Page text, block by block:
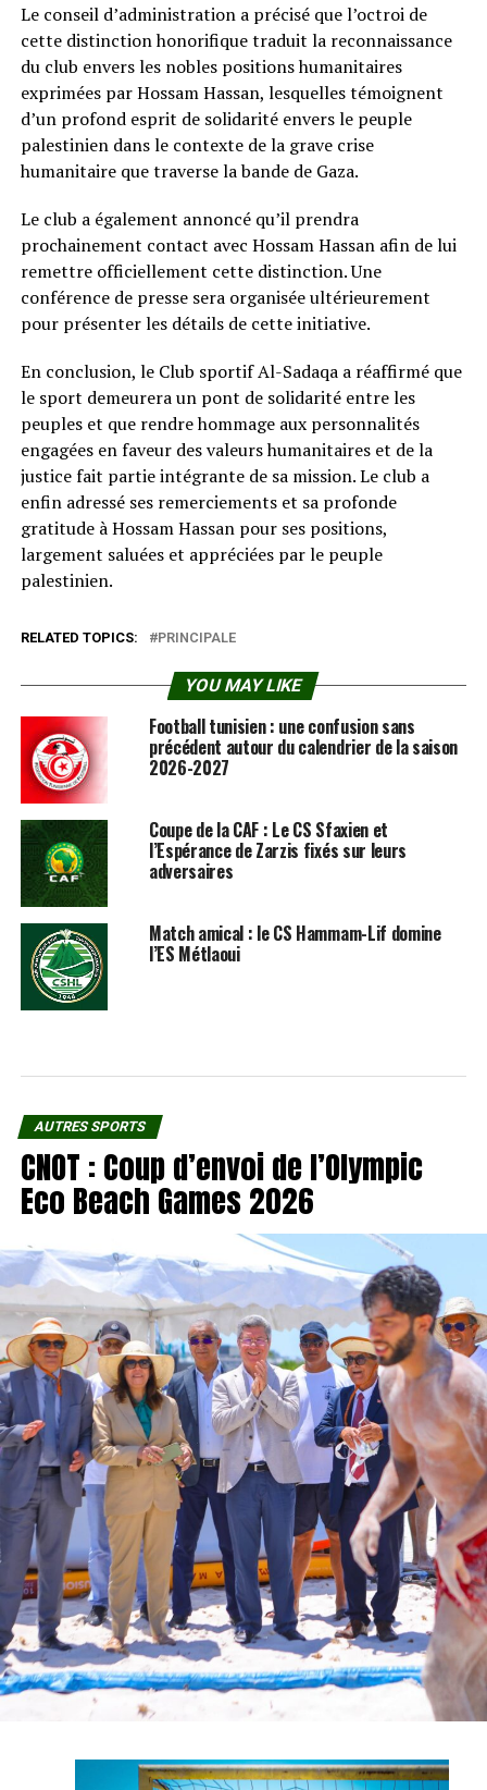
Le conseil d’administration a précisé que l’octroi de
cette distinction honorifique traduit la reconnaissance
du club envers les nobles positions humanitaires
exprimées par Hossam Hassan, lesquelles témoignent
d’un profond esprit de solidarité envers le peuple
palestinien dans le contexte de la grave crise
humanitaire que traverse la bande de Gaza.
Le club a également annoncé qu’il prendra
prochainement contact avec Hossam Hassan afin de lui
remettre officiellement cette distinction. Une
conférence de presse sera organisée ultérieurement
pour présenter les détails de cette initiative.
En conclusion, le Club sportif Al-Sadaqa a réaffirmé que
le sport demeurera un pont de solidarité entre les
peuples et que rendre hommage aux personnalités
engagées en faveur des valeurs humanitaires et de la
justice fait partie intégrante de sa mission. Le club a
enfin adressé ses remerciements et sa profonde
gratitude à Hossam Hassan pour ses positions,
largement saluées et appréciées par le peuple
palestinien.
RELATED TOPICS: PRINCIPALE
YOU MAY LIKE
Football tunisien : une confusion sans
précédent autour du calendrier de la saison
2026-2027
Coupe de la CAF : Le CS Sfaxien et
l’Espérance de Zarzis fixés sur leurs
adversaires
Match amical : le CS Hammam-Lif domine
l’ES Métlaoui
AUTRES SPORTS
CNOT : Coup d’envoi de l’Olympic
Eco Beach Games 2026